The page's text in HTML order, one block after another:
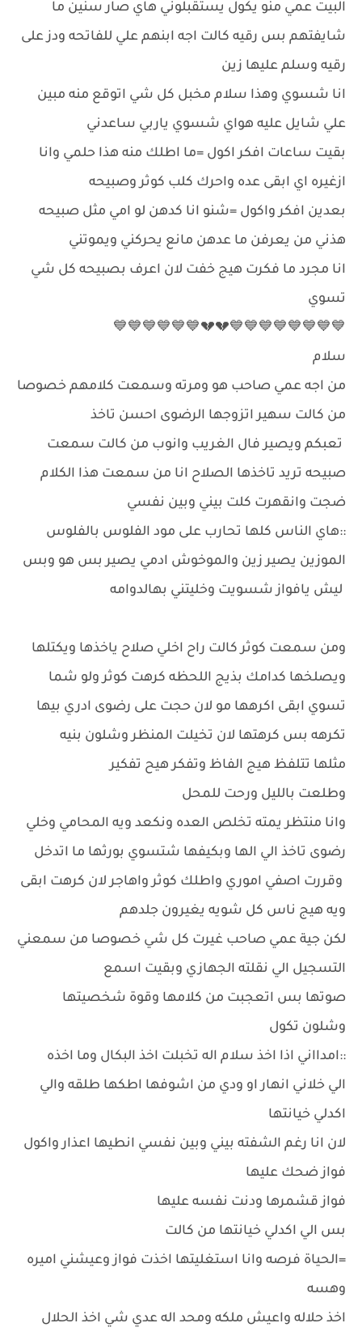
البيت عمي منو يكول يستقبلوني هاي صار سنين ما
شايفتهم بس رقيه كالت اجه ابنهم علي للفاتحه ودز على
رقيه وسلم عليها زين
انا شسوي وهذا سلام مخبل كل شي اتوقع منه مبين
علي شايل عليه هواي شسوي ياربي ساعدني
بقيت ساعات افكر اكول =ما اطلك منه هذا حلمي وانا
ازغيره اي ابقى عده واحرك كلب كوثر وصبيحه
بعدين افكر واكول =شنو انا كدهن لو امي مثل صبيحه
هذني من يعرفن ما عدهن مانع يحركني ويموتني
انا مجرد ما فكرت هيج خفت لان اعرف بصبيحه كل شي
تسوي
💙💙💙💙💙💙💙💙💔💔💙💙💙💙💙💙
سلام
من اجه عمي صاحب هو ومرته وسمعت كلامهم خصوصا
من كالت سهير اتزوجها الرضوى احسن تاخذ
تعبكم ويصير فال الغريب وانوب من كالت سمعت
صبيحه تريد تاخذها الصلاح انا من سمعت هذا الكلام
ضجت وانقهرت كلت بيني وبين نفسي
::هاي الناس كلها تحارب على مود الفلوس بالفلوس
الموزين يصير زين والموخوش ادمي يصير بس هو وبس
ليش يافواز شسويت وخليتني بهالدوامه
ومن سمعت كوثر كالت راح اخلي صلاح ياخذها ويكتلها
ويصلخها كدامك بذيج اللحظه كرهت كوثر ولو شما
تسوي ابقى اكرهها مو لان حجت على رضوى ادري بيها
تكرهه بس كرهتها لان تخيلت المنظر وشلون بنيه
مثلها تتلفظ هيج الفاظ وتفكر هيح تفكير
وطلعت بالليل ورحت للمحل
وانا منتظر يمته تخلص العده ونكعد ويه المحامي وخلي
رضوى تاخذ الي الها وبكيفها شتسوي بورثها ما اتدخل
وقررت اصفي اموري واطلك كوثر واهاجر لان كرهت ابقى
ويه هيج ناس كل شويه يغيرون جلدهم
لكن جية عمي صاحب غيرت كل شي خصوصا من سمعني
التسجيل الي نقلته الجهازي وبقيت اسمع
صوتها بس اتعجبت من كلامها وقوة شخصيتها
وشلون تكول
::امدااني اذا اخذ سلام اله تخبلت اخذ البكال وما اخذه
الي خلاني انهار او ودي من اشوفها اطكها طلقه والي
اكدلي خيانتها
لان انا رغم الشفته بيني وبين نفسي انطيها اعذار واكول
فواز ضحك عليها
فواز قشمرها ودنت نفسه عليها
بس الي اكدلي خيانتها من كالت
=الحياة فرصه وانا استغليتها اخذت فواز وعيشني اميره
وهسه
اخذ حلاله واعيش ملكه ومحد اله عدي شي اخذ الحلال